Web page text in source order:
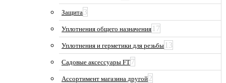
Защита 3
Уплотнения общего назначения 17
Уплотнения и герметики для резьбы 13
Садовые аксессуары FT7
Ассортимент магазина другой2